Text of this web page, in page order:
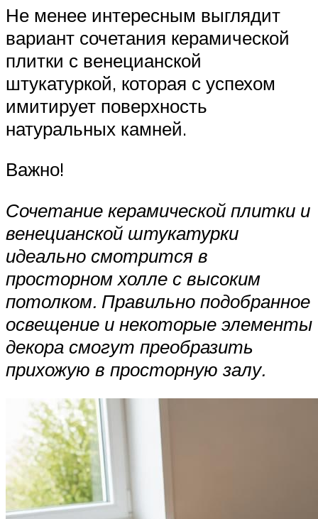
Не менее интересным выглядит
вариант сочетания керамической
плитки с венецианской
штукатуркой, которая с успехом
имитирует поверхность
натуральных камней.
Важно!
Сочетание керамической плитки и
венецианской штукатурки
идеально смотрится в
просторном холле с высоким
потолком. Правильно подобранное
освещение и некоторые элементы
декора смогут преобразить
прихожую в просторную залу.